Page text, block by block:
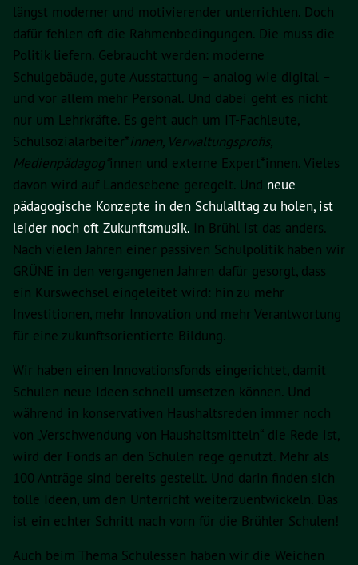
längst moderner und motivierender unterrichten. Doch
dafür fehlen oft die Rahmenbedingungen. Die muss die
Politik liefern. Gebraucht werden: moderne
Schulgebäude, gute Ausstattung – analog wie digital –
und vor allem mehr Personal. Und dabei geht es nicht
nur um Lehrkräfte. Es geht auch um IT-Fachleute,
Schulsozialarbeiter*innen, Verwaltungsprofis,
Medienpädagog*innen und externe Expert*innen. Vieles
davon wird auf Landesebene geregelt. Und neue
pädagogische Konzepte in den Schulalltag zu holen, ist
leider noch oft Zukunftsmusik. In Brühl ist das anders.
Nach vielen Jahren einer passiven Schulpolitik haben wir
GRÜNE in den vergangenen Jahren dafür gesorgt, dass
ein Kurswechsel eingeleitet wird: hin zu mehr
Investitionen, mehr Innovation und mehr Verantwortung
für eine zukunftsorientierte Bildung.
Wir haben einen Innovationsfonds eingerichtet, damit
Schulen neue Ideen schnell umsetzen können. Und
während in konservativen Haushaltsreden immer noch
von „Verschwendung von Haushaltsmitteln“ die Rede ist,
wird der Fonds an den Schulen rege genutzt. Mehr als
100 Anträge sind bereits gestellt. Und darin finden sich
tolle Ideen, um den Unterricht weiterzuentwickeln. Das
ist ein echter Schritt nach vorn für die Brühler Schulen!
Auch beim Thema Schulessen haben wir die Weichen